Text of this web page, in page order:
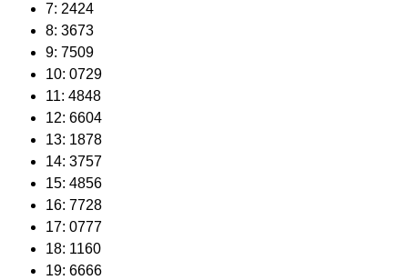
7: 2424
8: 3673
9: 7509
10: 0729
11: 4848
12: 6604
13: 1878
14: 3757
15: 4856
16: 7728
17: 0777
18: 1160
19: 6666